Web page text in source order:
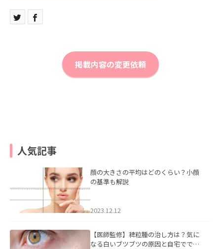
掲載内容の変更依頼
人気記事
顔の大きさの平均はどのくらい？小顔
の基準も解説
2023.12.12
【医師監修】稗粒腫の治し方は？気に
なる白いブツブツの原因と自宅ででき